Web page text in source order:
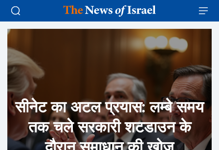
सीनेट का अटल प्रयास: लम्बे समय
तक चले सरकारी शटडाउन के